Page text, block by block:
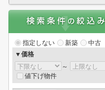
指定しない 新築
中古
▼価格
～
値下げ物件